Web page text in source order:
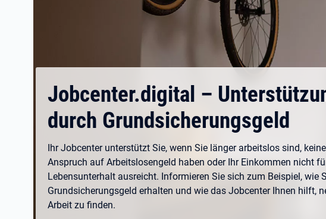
Jobcenter.digital –
durch Grundsicherungsgeld
Ihr Jobcenter unterstützt Sie, wenn Sie länger arbeitslos sind,
Anspruch auf Arbeitslosengeld haben oder Ihr Einkommen nicht
Lebensunterhalt ausreicht. Informieren Sie sich zum Beispiel, wie
Grundsicherungsgeld erhalten und wie das Jobcenter Ihnen hilft,
Arbeit zu finden.